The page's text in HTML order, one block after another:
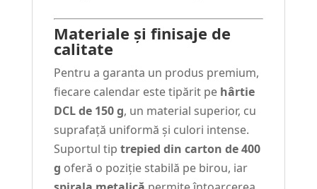
Materiale și finisaje de
calitate
Pentru a garanta un produs premium,
fiecare calendar este tipărit pe hârtie
DCL de 150 g, un material superior, cu
suprafață uniformă și culori intense.
Suportul tip trepied din carton de 400
g oferă o poziție stabilă pe birou, iar